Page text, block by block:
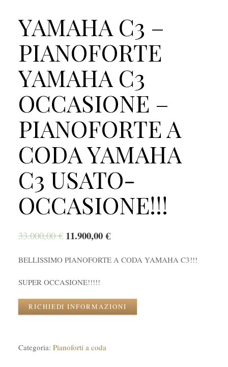
YAMAHA C3 –
PIANOFORTE
YAMAHA C3
OCCASIONE –
PIANOFORTE A
CODA YAMAHA
C3 USATO-
OCCASIONE!!!
33.000,00€ 11.900,00€
BELLISSIMO PIANOFORTE A CODA YAMAHA C3!!!
SUPER OCCASIONE!!!!!
RICHIEDI INFORMAZIONI
Categoria: Pianoforti a coda